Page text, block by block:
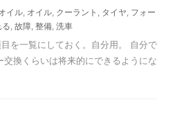
イル, オイル, クーラント , タイヤ, フォー
る, 故障, 整備, 洗車
を一覧にしておく。自分用。 自分で
換くらいは将来的にできるようにな
2024/12/31
2025年、決意の年